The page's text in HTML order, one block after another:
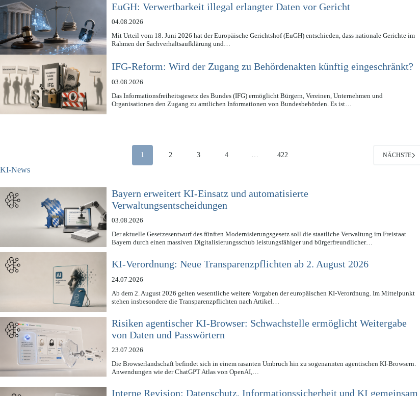
EuGH: Verwertbarkeit illegal erlangter Daten vor Gericht
04.08.2026
Mit Urteil vom 18. Juni 2026 hat der Europäische Gerichtshof (EuGH) entschieden, dass nationale Gerichte im
Rahmen der Sachverhaltsaufklärung und…
IFG-Reform: Wird der Zugang zu Behördenakten künftig eingeschränkt?
03.08.2026
Das Informationsfreiheitsgesetz des Bundes (IFG) ermöglicht Bürgern, Vereinen, Unternehmen und
Organisationen den Zugang zu amtlichen Informationen von Bundesbehörden. Es ist…
1 2 3 4 … 422 NÄCHSTE
KI-News
Bayern erweitert KI-Einsatz und automatisierte
Verwaltungsentscheidungen
03.08.2026
Der aktuelle Gesetzesentwurf des fünften Modernisierungsgesetz soll die staatliche Verwaltung im Freistaat
Bayern durch einen massiven Digitalisierungsschub leistungsfähiger und bürgerfreundlicher…
KI-Verordnung: Neue Transparenzpflichten ab 2. August 2026
24.07.2026
Ab dem 2. August 2026 gelten wesentliche weitere Vorgaben der europäischen KI-Verordnung. Im Mittelpunkt
stehen insbesondere die Transparenzpflichten nach Artikel…
Risiken agentischer KI-Browser: Schwachstelle ermöglicht Weitergabe
von Daten und Passwörtern
23.07.2026
Die Browserlandschaft befindet sich in einem rasanten Umbruch hin zu sogenannten agentischen KI-Browsern.
Anwendungen wie der ChatGPT Atlas von OpenAI,…
Interne Revision: Datenschutz, Informationssicherheit und KI gemeinsam